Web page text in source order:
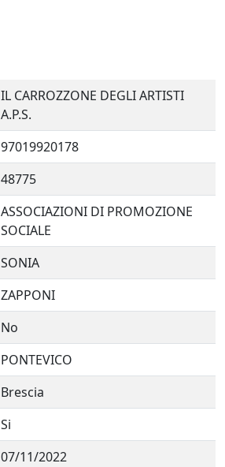
IL CARROZZONE DEGLI ARTISTI
A.P.S.
97019920178
48775
ASSOCIAZIONI DI PROMOZIONE
SOCIALE
SONIA
ZAPPONI
No
PONTEVICO
Brescia
Si
07/11/2022